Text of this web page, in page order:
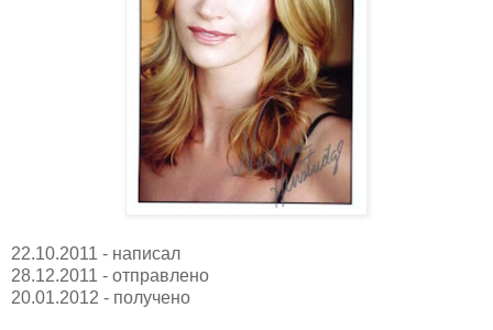
22.10.2011 - написал
28.12.2011 - отправлено
20.01.2012 - получено